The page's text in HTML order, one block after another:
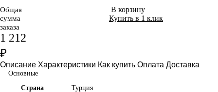
Общая
сумма
заказа
1 212
₽
В корзину
Купить в 1 клик
Описание Характеристики Как купить Оплата Доставка
Основные
Страна
Турция